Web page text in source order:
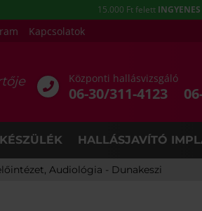
15.000 Ft felett INGYENES
Kapcsolatok
Központi hallásvizsgáló
06-30/311-4123
HALLÁSJAVÍTÓ
Audiológia - Dunakeszi